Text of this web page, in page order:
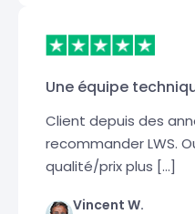
Une équipe
Client depuis des
recommander LWS.
qualité/prix plus […]
Vincent W.